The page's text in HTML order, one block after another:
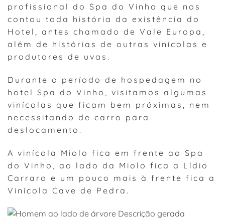
profissional do Spa do Vinho que nos
contou toda história da existência do
Hotel, antes chamado de Vale Europa,
além de histórias de outras vinícolas e
produtores de uvas.
Durante o período de hospedagem no
hotel Spa do Vinho, visitamos algumas
vinícolas que ficam bem próximas, nem
necessitando de carro para
deslocamento.
A vinícola Miolo fica em frente ao Spa
do Vinho, ao lado da Miolo fica a Lídio
Carraro e um pouco mais à frente fica a
Vinícola Cave de Pedra.